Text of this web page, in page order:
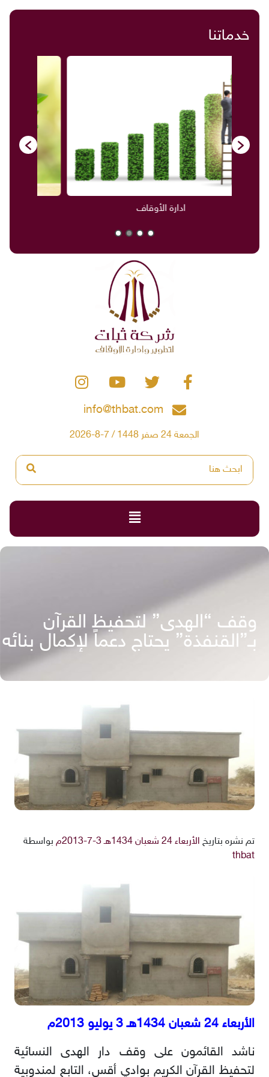
خدماتنا
صناديق العائلة
info@thbat.com
الجمعة 24 صفر 1448 / 7-8-2026
وقف “الهدى” لتحفيظ القرآن
بـ”القنفذة” يحتاج دعماً لإكمال بنائه
تم نشره بتاريخ الأربعاء 24 شعبان 1434هـ 3-7-2013م
بواسطة
thbat
الأربعاء 24 شعبان 1434هـ 3 يوليو 2013م
ناشد القائمون على وقف دار الهدى النسائية
لتحفيظ القرآن الكريم بوادي أقس، التابع لمندوبية